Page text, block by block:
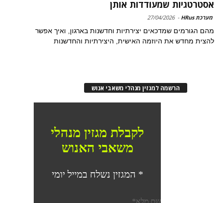
אסטרטגיות שמעודדות אותן
מערכת HRus -
27/04/2026
מהם הגורמים שמדכאים יצירתיות וחדשנות בארגון, ואיך אפשר
להצית מחדש את היוזמה האישית, היצירתיות והחדשנות
הרשמה למגזין מנהלי משאבי אנוש